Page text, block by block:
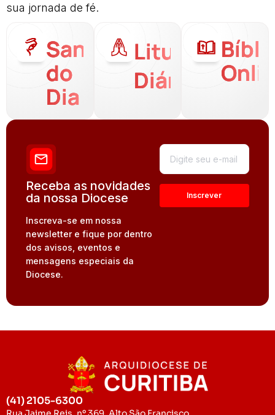
sua jornada de fé.
Santo
do
Dia
Liturgia
Diária
Receba as novidades
da nossa Diocese
Inscreva-se em nossa
newsletter e fique por dentro
dos avisos, eventos e
mensagens especiais da
Diocese.
(41) 2105-6300